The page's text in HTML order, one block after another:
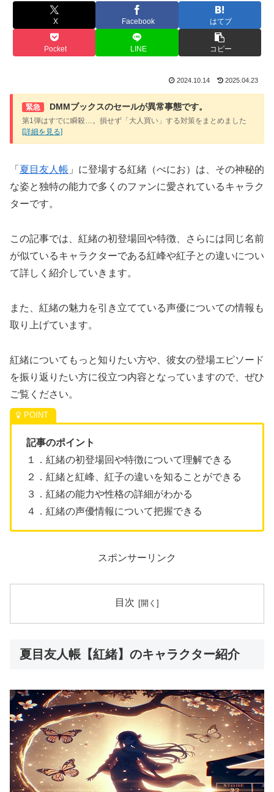
X Facebook はてブ
Pocket LINE コピー
2024.10.14 2025.04.23
緊急 DMMブックスのセールが異常事態です。
第1弾はすでに瞬殺…。損せず「大人買い」する対策をまとめました
[詳細を見る]
「 夏目友人帳 」に登場する紅緒（べにお）は、その神秘的
な姿と独特の能力で多くのファンに愛されているキャラク
ターです。
この記事では、紅緒の初登場回や特徴、さらには同じ名前
が似ているキャラクターである紅峰や紅子との違いについ
て詳しく紹介していきます。
また、紅緒の魅力を引き立てている声優についての情報も
取り上げています。
紅緒についてもっと知りたい方や、彼女の登場エピソード
を振り返りたい方に役立つ内容となっていますので、ぜひ
ご覧ください。
記事のポイント
１．紅緒の初登場回や特徴について理解できる
２．紅緒と紅峰、紅子の違いを知ることができる
３．紅緒の能力や性格の詳細がわかる
４．紅緒の声優情報について把握できる
スポンサーリンク
目次
夏目友人帳【紅緒】のキャラクター紹介